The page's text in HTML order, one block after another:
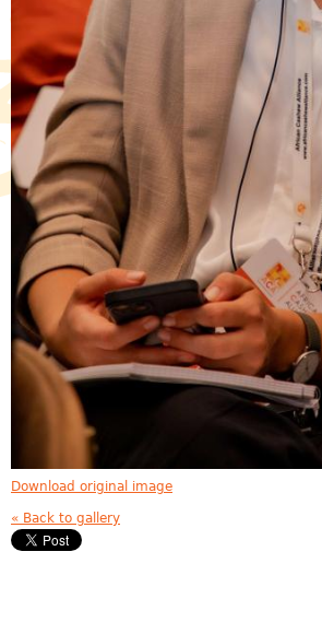
Download original image
« Back to gallery